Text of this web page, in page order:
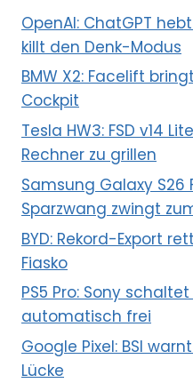
OpenAI: ChatGPT
killt den Denk-Modus
BMW X2: Facelift
Cockpit
Tesla HW3: FSD v14
Rechner zu grillen
Samsung Galaxy S26
Sparzwang zwingt
BYD: Rekord-Export
Fiasko
PS5 Pro: Sony schaltet
automatisch frei
Google Pixel: BSI
Lücke